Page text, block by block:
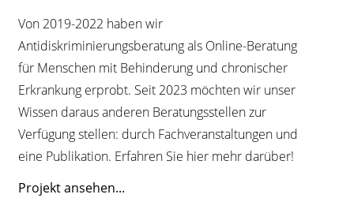
Von 2019-2022 haben wir
Antidiskriminierungsberatung als Online-Beratung
für Menschen mit Behinderung und chronischer
Erkrankung erprobt. Seit 2023 möchten wir unser
Wissen daraus anderen Beratungsstellen zur
Verfügung stellen: durch Fachveranstaltungen und
eine Publikation. Erfahren Sie hier mehr darüber!
Projekt ansehen...